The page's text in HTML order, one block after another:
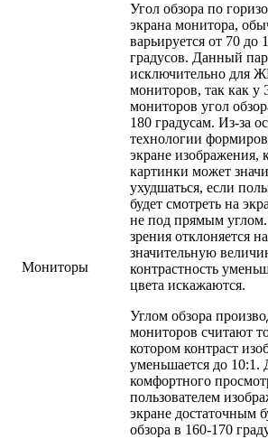
Мониторы
Угол обзора по
экрана монитора,
варьируется от 70 до
градусов. Данный
исключительно для
мониторов, так как
мониторов угол
180 градусам. Из-за
технологии
экране изображения,
картинки может
ухудшаться, если
будет смотреть на
не под прямым
зрения отклоняется на
значительную
контрастность
цвета искажаются.
Углом обзора
мониторов считают
котором контраст
уменьшается до 10:1.
комфортного
пользователем
экране достаточным
обзора в 160-170